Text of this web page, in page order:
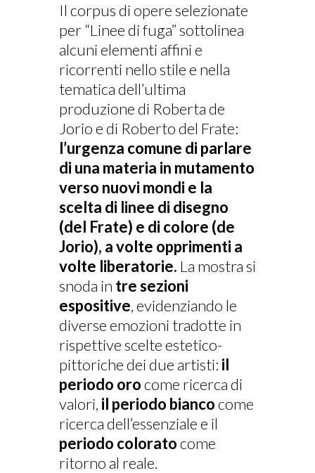
Il corpus di opere selezionate
per “Linee di fuga” sottolinea
alcuni elementi affini e
ricorrenti nello stile e nella
tematica dell’ultima
produzione di Roberta de
Jorio e di Roberto del Frate:
l’urgenza comune di parlare
di una materia in mutamento
verso nuovi mondi e la
scelta di linee di disegno
(del Frate) e di colore (de
Jorio), a volte opprimenti a
volte liberatorie. La mostra si
snoda in tre sezioni
espositive, evidenziando le
diverse emozioni tradotte in
rispettive scelte estetico-
pittoriche dei due artisti: il
periodo orocome ricerca di
valori, il periodo biancocome
ricerca dell’essenziale e il
periodo coloratocome
ritorno al reale.